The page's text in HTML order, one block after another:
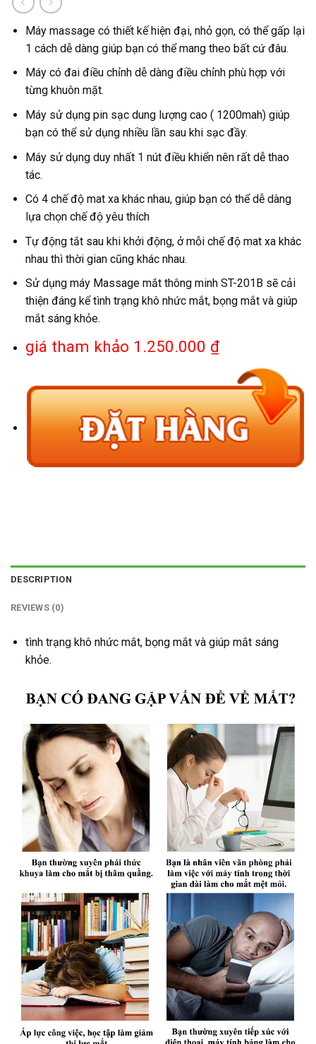
Máy massage có thiết kế hiện đại, nhỏ gọn, có thể gấp lại
1 cách dễ dàng giúp bạn có thể mang theo bất cứ đâu.
Máy có đai điều chỉnh dễ dàng điều chỉnh phù hợp với
từng khuôn mặt.
Máy sử dụng pin sạc dung lượng cao ( 1200mah) giúp
bạn có thể sử dụng nhiều lần sau khi sạc đầy.
Máy sử dụng duy nhất 1 nút điều khiển nên rất dễ thao
tác.
Có 4 chế độ mat xa khác nhau, giúp bạn có thể dễ dàng
lựa chọn chế độ yêu thích
Tự động tắt sau khi khởi động, ở mỗi chế độ mat xa khác
nhau thì thời gian cũng khác nhau.
Sử dụng máy Massage mắt thông minh ST-201B sẽ cải
thiện đáng kể tình trạng khô nhức mắt, bọng mắt và giúp
mắt sáng khỏe.
giá tham khảo 1.250.000 ₫
DESCRIPTION
REVIEWS (0)
tình trạng khô nhức mắt, bọng mắt và giúp mắt sáng
khỏe.